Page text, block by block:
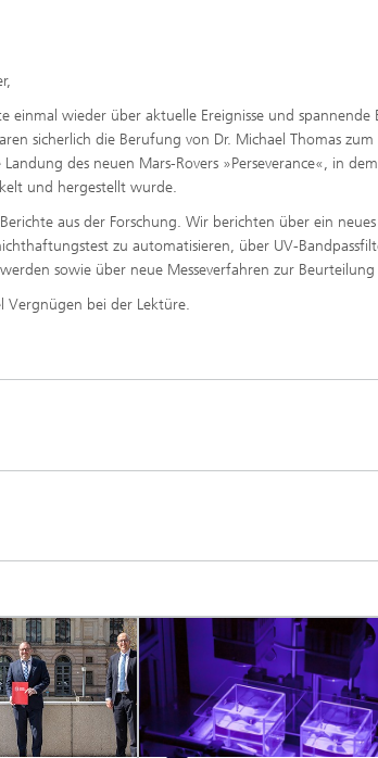
einmal wieder über aktuelle Ereignisse und spannende
sicherlich die Berufung von Dr. Michael Thomas
Landung des neuen Mars-Rovers »Perseverance«, in
und hergestellt wurde.
aus der Forschung. Wir berichten über ein
zu automatisieren, über UV-
sowie über neue Messeverfahren zur
Vergnügen bei der Lektüre.